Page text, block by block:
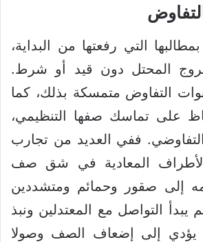
التي رفعتها من البداية،
المحتل دون قيد أو شرط.
التفاوض متمسكة بذلك، كما
على تماسك صفها التنظيمي،
ففي العديد من تجارب
المعادية في شق صف
إلى صقور وحمائم ومتشددين
يبدأ التواصل مع المعتدلين ونبذ
يؤدي إلى إضعاف الصف وصولا